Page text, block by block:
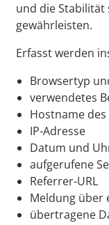
und die Stabilität
gewährleisten.
Erfasst werden
Browsertyp
verwendetes
Hostname
IP-Adresse
Datum und
aufgerufene
Referrer-URL
Meldung über
übertragene